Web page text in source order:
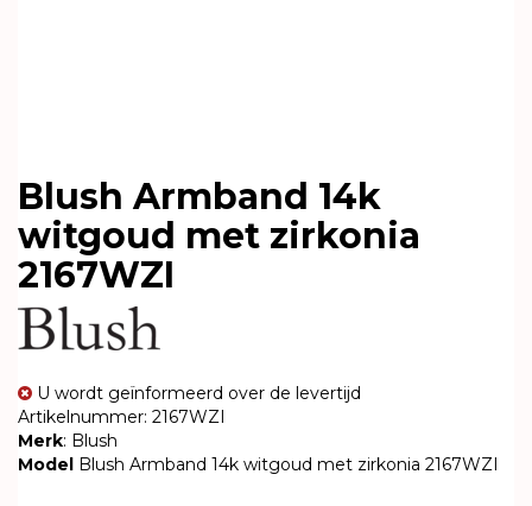
Blush Armband 14k
witgoud met zirkonia
2167WZI
U wordt geïnformeerd over de levertijd
Artikelnummer: 2167WZI
Merk: Blush
Model Blush Armband 14k witgoud met zirkonia 2167WZI